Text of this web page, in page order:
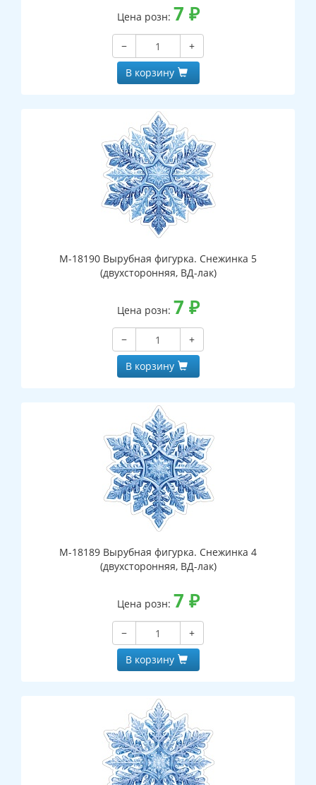
Цена розн: 7 ₽
−
+
В корзину
М-18190 Вырубная фигурка. Снежинка 5
(двухсторонняя, ВД-лак)
Цена розн: 7 ₽
−
+
В корзину
М-18189 Вырубная фигурка. Снежинка 4
(двухсторонняя, ВД-лак)
Цена розн: 7 ₽
−
+
В корзину